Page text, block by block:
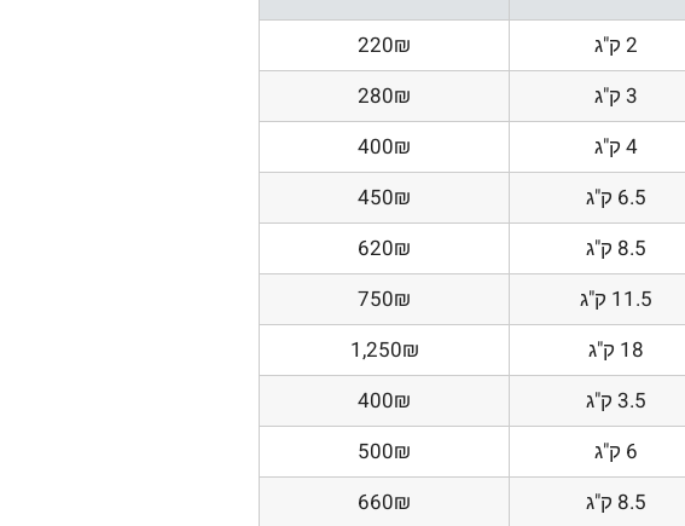
2 ק"ג
220₪
3 ק"ג
280₪
4 ק"ג
400₪
6.5 ק"ג
450₪
8.5 ק"ג
620₪
11.5 ק"ג
750₪
18 ק"ג
1,250₪
3.5 ק"ג
400₪
6 ק"ג
500₪
8.5 ק"ג
660₪